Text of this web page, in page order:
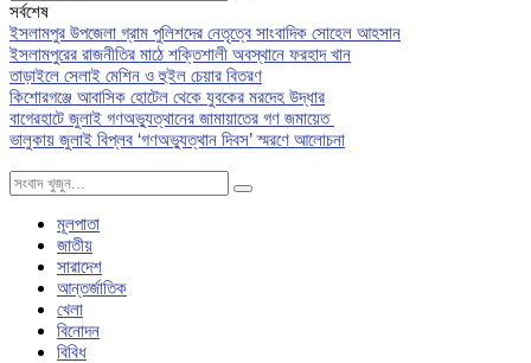
সর্বশেষ
ইসলামপুর উপজেলা গ্রাম পুলিশদের নেতৃত্বে সাংবাদিক সোহেল আহসান
ইসলামপুরের রাজনীতির মাঠে শক্তিশালী অবস্থানে ফরহাদ খান
তাড়াইলে সেলাই মেশিন ও হুইল চেয়ার বিতরণ
কিশোরগঞ্জে আবাসিক হোটেল থেকে যুবকের মরদেহ উদ্ধার
বাগেরহাটে জুলাই গণঅভ্যুত্থানের জামায়াতের গণ জমায়েত
ভালুকায় জুলাই বিপ্লব ‘গণঅভ্যুত্থান দিবস’ স্মরণে আলোচনা
মূলপাতা
জাতীয়
সারাদেশ
আন্তর্জাতিক
খেলা
বিনোদন
বিবিধ